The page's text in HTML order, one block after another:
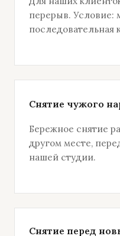
перерыв. Условие:
последовательная
Снятие чужого
Бережное снятие
другом месте,
нашей студии.
Снятие перед